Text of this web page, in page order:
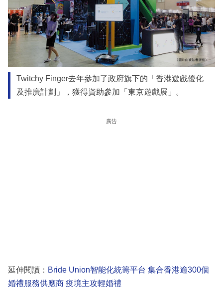
Twitchy Finger去年參加了政府旗下的「香港遊戲優化
及推廣計劃」，獲得資助參加「東京遊戲展」。
廣告
延伸閱讀： Bride Union智能化統籌平台 集合香港逾300個
婚禮服務供應商 疫境主攻輕婚禮